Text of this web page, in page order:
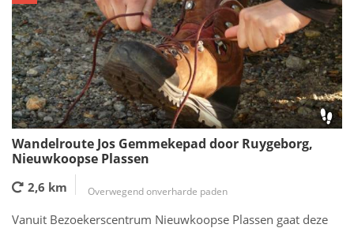
Wandelroute Jos Gemmekepad door Ruygeborg,
Nieuwkoopse Plassen
2,6 km Overwegend onverharde paden
Vanuit Bezoekerscentrum Nieuwkoopse Plassen gaat deze